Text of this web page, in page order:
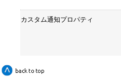
カスタム通知プロパティ